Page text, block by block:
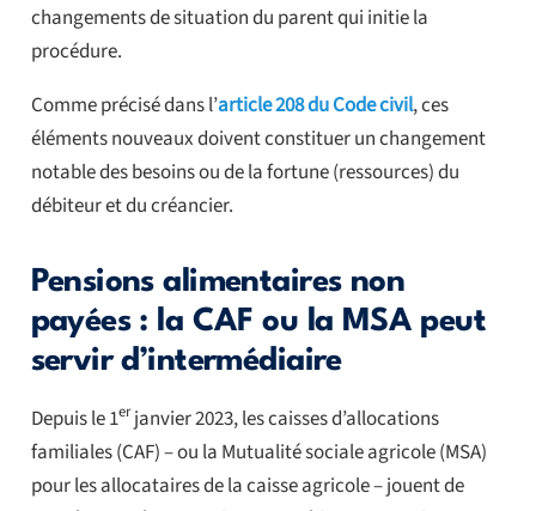
changements de situation du parent qui initie la
procédure.
Comme précisé dans l’article 208 du Code civil, ces
éléments nouveaux doivent constituer un changement
notable des besoins ou de la fortune (ressources) du
débiteur et du créancier.
Pensions alimentaires non
payées : la CAF ou la MSA peut
servir d’intermédiaire
Depuis le 1erjanvier 2023, les caisses d’allocations
familiales (CAF) – ou la Mutualité sociale agricole (MSA)
pour les allocataires de la caisse agricole – jouent de